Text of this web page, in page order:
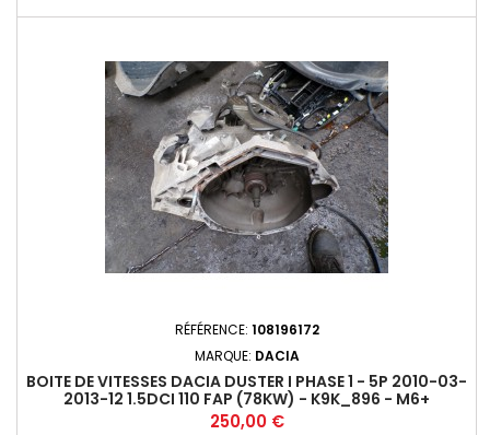
RÉFÉRENCE: 108196172
MARQUE: DACIA
BOITE DE VITESSES DACIA DUSTER I PHASE 1 - 5P 2010-03-
2013-12 1.5DCI 110 FAP (78KW) - K9K_896 - M6+
Prix
250,00 €